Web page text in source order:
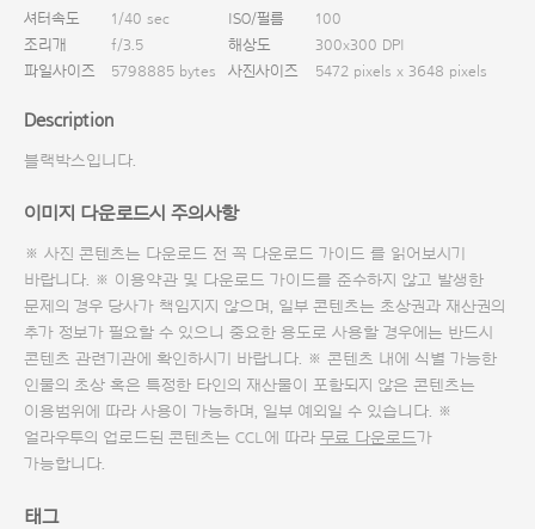
셔터속도
1/40 sec ISO/필름
100
조리개
f/3.5 해상도
300x300 DPI
파일사이즈
5798885 bytes 사진사이즈 5472 pixels x 3648 pixels
Description
블랙박스입니다.
이미지 다운로드시 주의사항
※ 사진 콘텐츠는 다운로드 전 꼭 다운로드 가이드 를 읽어보시기
바랍니다. ※ 이용약관 및 다운로드 가이드를 준수하지 않고 발생한
문제의 경우 당사가 책임지지 않으며, 일부 콘텐츠는 초상권과 재산권의
추가 정보가 필요할 수 있으니 중요한 용도로 사용할 경우에는 반드시
콘텐츠 관련기관에 확인하시기 바랍니다. ※ 콘텐츠 내에 식별 가능한
인물의 초상 혹은 특정한 타인의 재산물이 포함되지 않은 콘텐츠는
이용범위에 따라 사용이 가능하며, 일부 예외일 수 있습니다. ※
얼라우투의 업로드된 콘텐츠는 CCL에 따라 무료 다운로드가
가능합니다.
태그